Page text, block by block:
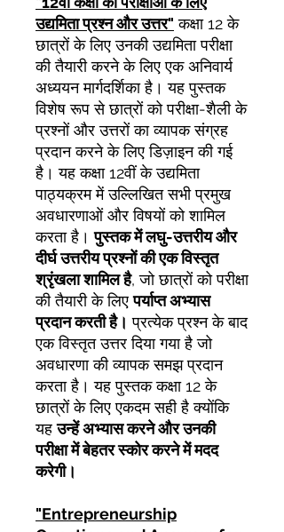
उद्यमिता प्रश्न और उत्तर" कक्षा 12 के
छात्रों के लिए उनकी उद्यमिता परीक्षा
की तैयारी करने के लिए एक अनिवार्य
अध्ययन मार्गदर्शिका है। यह पुस्तक
विशेष रूप से छात्रों को परीक्षा-शैली के
प्रश्नों और उत्तरों का व्यापक संग्रह
प्रदान करने के लिए डिज़ाइन की गई
है। यह कक्षा 12वीं के उद्यमिता
पाठ्यक्रम में उल्लिखित सभी प्रमुख
अवधारणाओं और विषयों को शामिल
करता है।पुस्तक में लघु-उत्तरीय और
दीर्घ उत्तरीय प्रश्नों की एक विस्तृत
श्रृंखला शामिल है, जो छात्रों को परीक्षा
की तैयारी के लिएपर्याप्त अभ्यास
प्रदान करती है। प्रत्येक प्रश्न के बाद
एक विस्तृत उत्तर दिया गया है जो
अवधारणा की व्यापक समझ प्रदान
करता है। यह पुस्तक कक्षा 12 के
छात्रों के लिए एकदम सही है क्योंकि
यहउन्हें अभ्यास करने और उनकी
परीक्षा में बेहतर स्कोर करने में मदद
करेगी।
"Entrepreneurship